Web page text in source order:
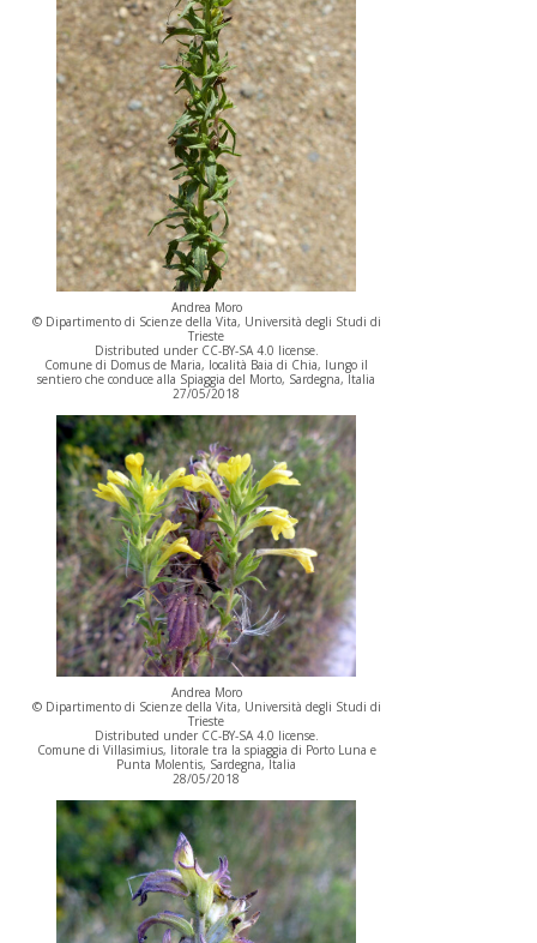
Andrea Moro
© Dipartimento di Scienze della Vita, Università degli Studi di
Trieste
Distributed under CC-BY-SA 4.0 license.
Comune di Domus de Maria, località Baia di Chia, lungo il
sentiero che conduce alla Spiaggia del Morto, Sardegna, Italia
27/05/2018
Andrea Moro
© Dipartimento di Scienze della Vita, Università degli Studi di
Trieste
Distributed under CC-BY-SA 4.0 license.
Comune di Villasimius, litorale tra la spiaggia di Porto Luna e
Punta Molentis, Sardegna, Italia
28/05/2018